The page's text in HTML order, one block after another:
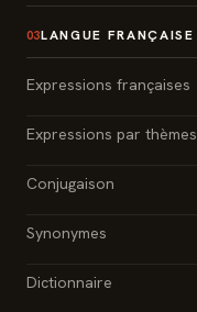
03LANGUE FRANÇAISE
Expressions françaises
Expressions par thèmes
Conjugaison
Synonymes
Dictionnaire